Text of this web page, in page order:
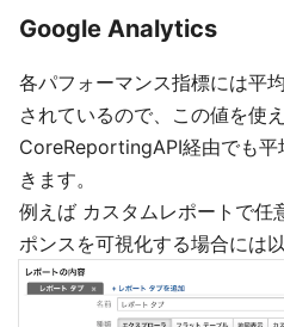
Google Analytics
各パフォーマンス指標には平
されているので、この値を使
CoreReportingAPI経由でも平
きます。
例えば カスタムレポートで任
ポンスを可視化する場合には